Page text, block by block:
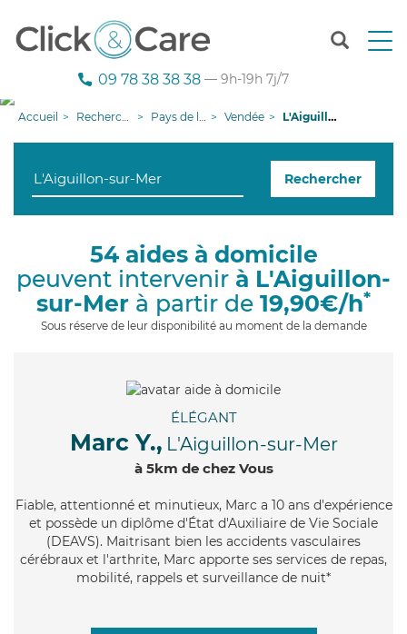
T
n
g
i
09 78 38 38 38 — 9h-19h 7j/7
Accueil Recherche aide à domicile Pays de la Loire Vendée L'Aiguillon-sur-Mer
Rechercher
54 aides à domicile
peuvent intervenir à L'Aiguillon-
sur-Mer à partir de 19,90€/h*
Sous réserve de leur disponibilité au moment de la demande
ÉLÉGANT
Marc Y., L'Aiguillon-sur-Mer
à 5km de chez Vous
Fiable, attentionné et minutieux, Marc a 10 ans d'expérience
et possède un diplôme d'État d'Auxiliaire de Vie Sociale
(DEAVS). Maitrisant bien les accidents vasculaires
cérébraux et l'arthrite, Marc apporte ses services de repas,
mobilité, rappels et surveillance de nuit*